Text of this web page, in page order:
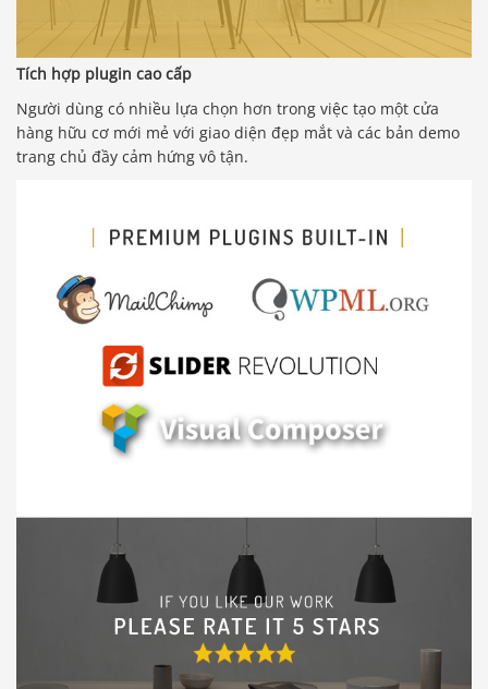
Tích hợp plugin cao cấp
Người dùng có nhiều lựa chọn hơn trong việc tạo một cửa
hàng hữu cơ mới mẻ với giao diện đẹp mắt và các bản demo
trang chủ đầy cảm hứng vô tận.